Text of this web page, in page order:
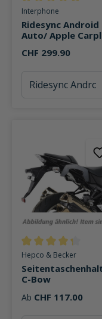
Durchschnittliche
Interphone
Ridesync Android
Auto/ Apple
CHF 299.90
Durchschnittliche
Hepco & Becker
C-Bow
Ab CHF 117.00